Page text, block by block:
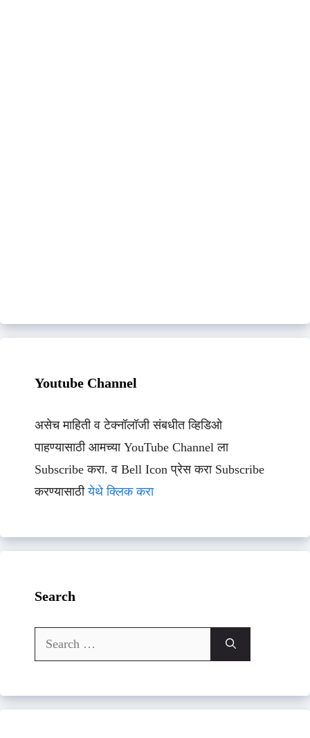
Youtube Channel
असेच माहिती व टेक्नॉलॉजी संबधीत व्हिडिओ
पाहण्यासाठी आमच्या YouTube Channel ला
Subscribe करा. व Bell Icon प्रेस करा Subscribe
करण्यासाठीयेथे क्लिक करा
Search
Search
for: